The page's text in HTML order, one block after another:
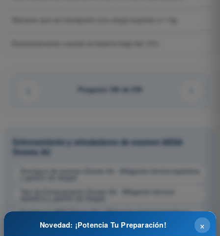
Pregunta 160 de 230
Entrenamiento y simuladores de examen AESA
Drones A2
Simulacro de examen Drones A2 - Mitigación técnica-operativa
Test de Entrenamiento Drones A2 - Mitigación técnica-
Examen en PDF Drones A2 - Mitigación técnica-operativa y
×
Novedad: ¡Potencia Tu Preparación!